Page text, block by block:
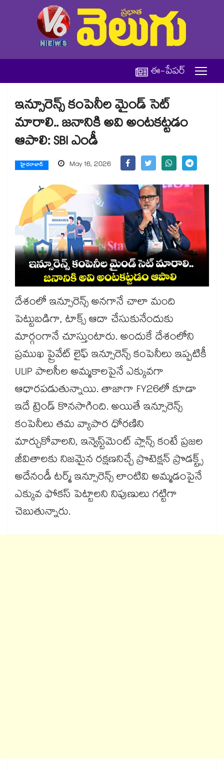
ఈ-పేపర్
ఇన్సూరెన్స్ కంపెనీల మైండ్ సెట్
మారాలి.. జనానికి అవి అంటకట్టడం
ఆపాలి: SBI ఎండీ
హైదరాబాద్ May 16, 2026
దేశంలో ఇన్సూరెన్స్ అనగానే చాలా మంది
పెట్టుబడిగా, టాక్స్ ఆదా చేసుకునేందుకు
మార్గంగానే చూస్తుంటారు. అందుకే దేశంలోని
ప్రముఖ ప్రైవేట్ లైఫ్ ఇన్సూరెన్స్ కంపెనీలు ఇప్పటికీ
ULIP పాలసీల అమ్మకాలపైనే ఎక్కువగా
ఆధారపడుతున్నాయి. తాజాగా FY26లో కూడా
ఇదే ట్రెండ్ కొనసాగింది. అయితే ఇన్సూరెన్స్
కంపెనీలు తమ వ్యాపార ధోరణిని
మార్చుకోవాలని, ఇన్వెస్ట్‌మెంట్ ప్లాన్స్ కంటే ప్రజల
జీవితాలకు నిజమైన రక్షణనిచ్చే ప్రొటెక్షన్ ప్రొడక్ట్స్
అదేనండీ టర్మ్ ఇన్సూరెన్స్ లాంటివి అమ్మడంపైనే
ఎక్కువ ఫోకస్ పెట్టాలని నిపుణులు గట్టిగా
చెబుతున్నారు.